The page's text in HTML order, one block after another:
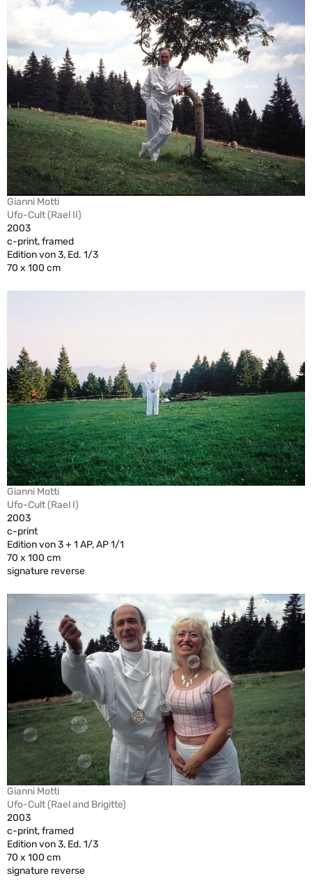
Gianni Motti
Ufo-Cult (Rael II)
2003
c-print, framed
Edition von 3, Ed. 1/3
70 x 100 cm
Gianni Motti
Ufo-Cult (Rael I)
2003
c-print
Edition von 3 + 1 AP, AP 1/1
70 x 100 cm
signature reverse
Gianni Motti
Ufo-Cult (Rael and Brigitte)
2003
c-print, framed
Edition von 3, Ed. 1/3
70 x 100 cm
signature reverse